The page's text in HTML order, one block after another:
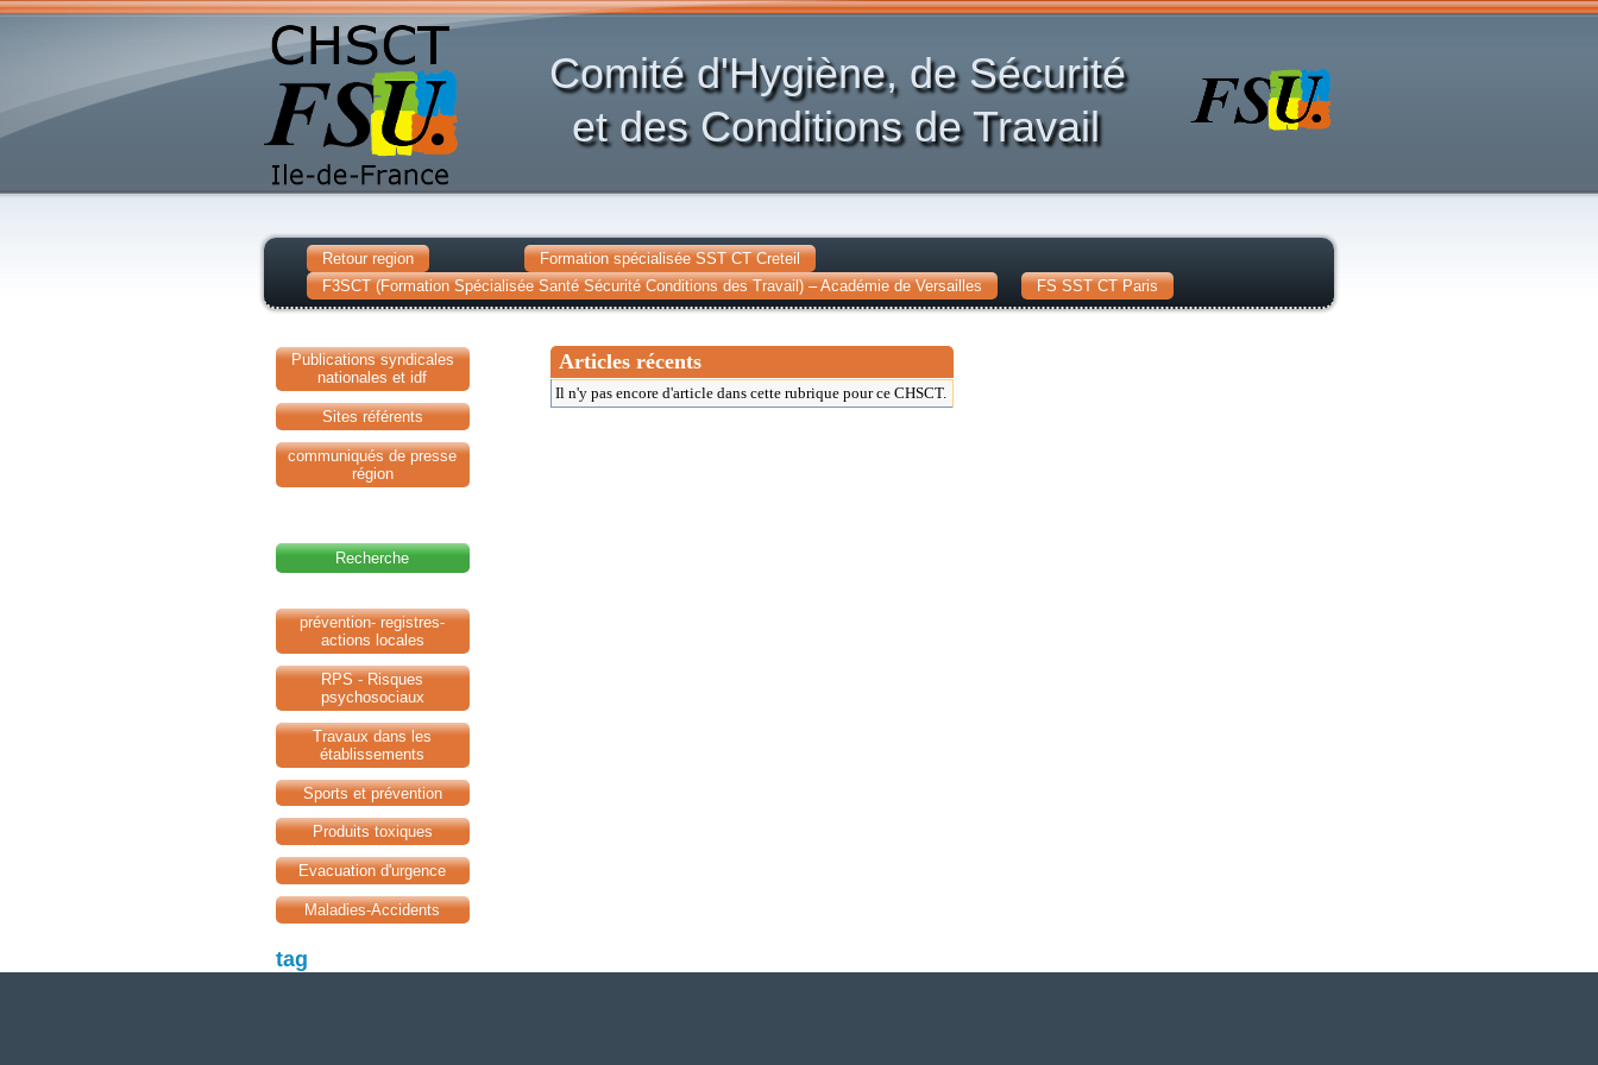
Comité d'Hygiène, de Sécurité
et des Conditions de Travail
Retour region
Formation spécialisée SST CT Creteil
F3SCT (Formation Spécialisée Santé Sécurité Conditions des Travail) – Académie de Versailles
FS SST CT Paris
Publications syndicales
nationales et idf
Sites référents
communiqués de presse
région
Recherche
prévention- registres-
actions locales
RPS - Risques
psychosociaux
Travaux dans les
établissements
Sports et prévention
Produits toxiques
Evacuation d'urgence
Maladies-Accidents
tag
Articles récents
Il n'y pas encore d'article dans cette rubrique pour ce CHSCT.